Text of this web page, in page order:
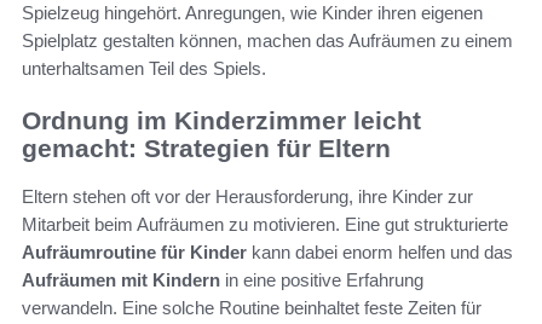
Spielzeug hingehört. Anregungen, wie Kinder ihren eigenen
Spielplatz gestalten können, machen das Aufräumen zu einem
unterhaltsamen Teil des Spiels.
Ordnung im Kinderzimmer leicht
gemacht: Strategien für Eltern
Eltern stehen oft vor der Herausforderung, ihre Kinder zur
Mitarbeit beim Aufräumen zu motivieren. Eine gut strukturierte
Aufräumroutine für Kinder kann dabei enorm helfen und das
Aufräumen mit Kindern in eine positive Erfahrung
verwandeln. Eine solche Routine beinhaltet feste Zeiten für